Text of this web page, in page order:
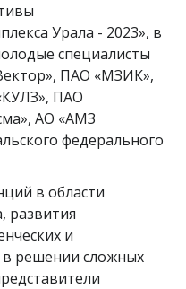
Урала - 2023», в
специалисты
ПАО «МЗИК»,
ПАО
АО «АМЗ
федерального
в области
развития
и
решении сложных